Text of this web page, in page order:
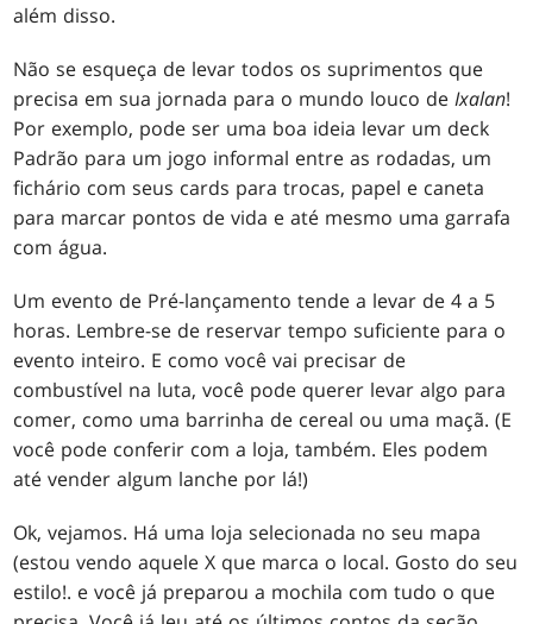
além disso.
Não se esqueça de levar todos os suprimentos que
precisa em sua jornada para o mundo louco deIxalan!
Por exemplo, pode ser uma boa ideia levar um deck
Padrão para um jogo informal entre as rodadas, um
fichário com seus cards para trocas, papel e caneta
para marcar pontos de vida e até mesmo uma garrafa
com água.
Um evento de Pré-lançamento tende a levar de 4 a 5
horas. Lembre-se de reservar tempo suficiente para o
evento inteiro. E como você vai precisar de
combustível na luta, você pode querer levar algo para
comer, como uma barrinha de cereal ou uma maçã. (E
você pode conferir com a loja, também. Eles podem
até vender algum lanche por lá!)
Ok, vejamos. Há uma loja selecionada no seu mapa
(estou vendo aquele X que marca o local. Gosto do seu
estilo!. e você já preparou a mochila com tudo o que